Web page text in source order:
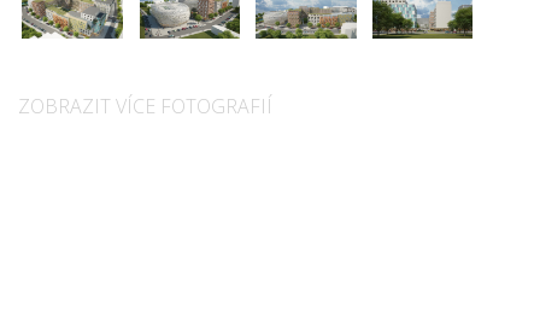
ZOBRAZIT VÍCE FOTOGRAFIÍ